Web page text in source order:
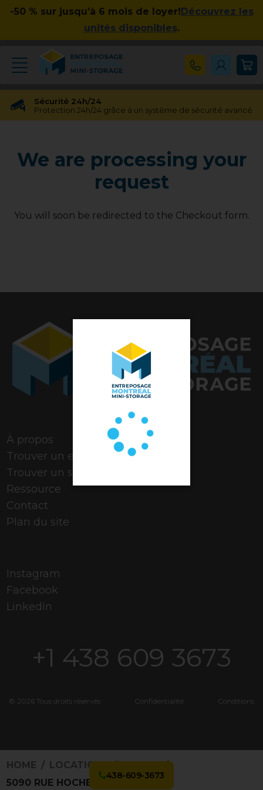
-50 % sur jusqu’à 6 mois de loyer!Découvrez les
unités disponibles.
Sécurité 24h/24
Protection 24h/24 grâce à un système de sécurité avancé
Transfert gratuit d'unité
Vous avez besoin d'une taille différente ? Pas de souci !
Pas d'engagement à long terme
We are processing your
request
You will soon be redirected to the Checkout form.
À propos
Trouver un espace
Trouver un stationnement
Ressource
Contact
Plan du site
Instagram
Facebook
LinkedIn
+1 438 609 3673
© 2026 Tous droits réservés Confidentialité Conditions
438-609-3673
HOME LOCATIONS
5025195
5090 RUE HOCHELAGA